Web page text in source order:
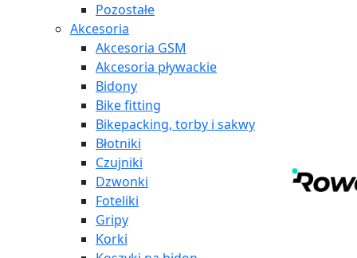
Pozostałe
Akcesoria
Akcesoria GSM
Akcesoria pływackie
Bidony
Bike fitting
Bikepacking, torby i sakwy
Błotniki
Czujniki
Dzwonki
Foteliki
Gripy
Korki